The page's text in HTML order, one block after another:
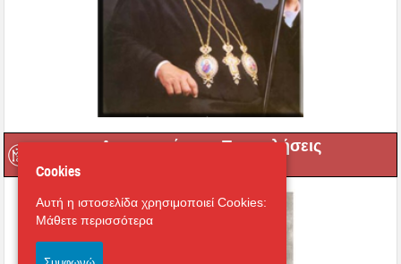
Αυγουστιάτικες Παρακλήσεις
Cookies
Αυτή η ιστοσελίδα χρησιμοποιεί Cookies:
Μάθετε περισσότερα